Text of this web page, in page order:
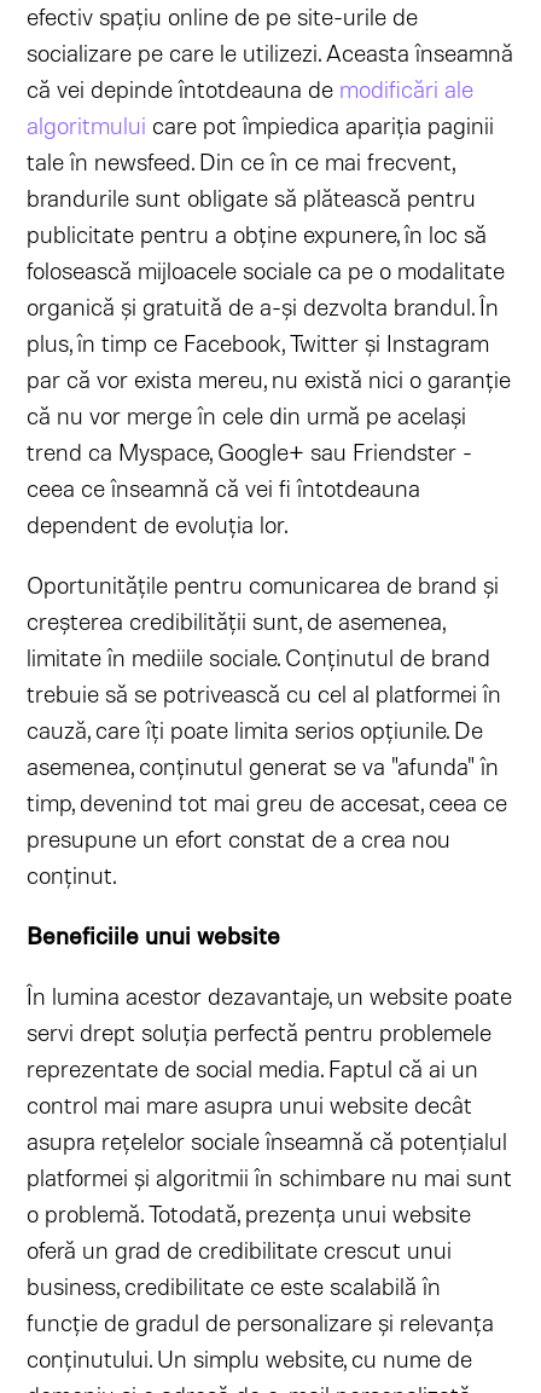
efectiv spațiu online de pe site-urile de
socializare pe care le utilizezi. Aceasta înseamnă
că vei depinde întotdeauna de modificări ale
algoritmului care pot împiedica apariția paginii
tale în newsfeed. Din ce în ce mai frecvent,
brandurile sunt obligate să plătească pentru
publicitate pentru a obține expunere, în loc să
folosească mijloacele sociale ca pe o modalitate
organică și gratuită de a-și dezvolta brandul. În
plus, în timp ce Facebook, Twitter și Instagram
par că vor exista mereu, nu există nici o garanție
că nu vor merge în cele din urmă pe același
trend ca Myspace, Google+ sau Friendster -
ceea ce înseamnă că vei fi întotdeauna
dependent de evoluția lor.
Oportunitățile pentru comunicarea de brand și
creșterea credibilității sunt, de asemenea,
limitate în mediile sociale. Conținutul de brand
trebuie să se potrivească cu cel al platformei în
cauză, care îți poate limita serios opțiunile. De
asemenea, conținutul generat se va "afunda" în
timp, devenind tot mai greu de accesat, ceea ce
presupune un efort constat de a crea nou
conținut.
Beneficiile unui website
În lumina acestor dezavantaje, un website poate
servi drept soluția perfectă pentru problemele
reprezentate de social media. Faptul că ai un
control mai mare asupra unui website decât
asupra rețelelor sociale înseamnă că potențialul
platformei și algoritmii în schimbare nu mai sunt
o problemă. Totodată, prezența unui website
oferă un grad de credibilitate crescut unui
business, credibilitate ce este scalabilă în
funcție de gradul de personalizare și relevanța
conținutului. Un simplu website, cu nume de